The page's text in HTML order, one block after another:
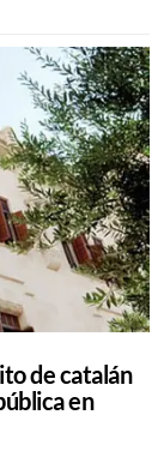
de catalán
en